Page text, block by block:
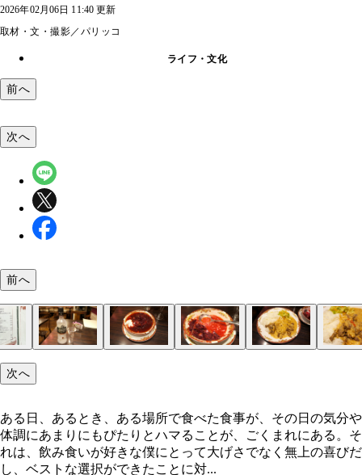
2026年02月06日 11:40 更新
取材・文・撮影／パリッコ
ライフ・文化
前へ
次へ
前へ
次へ
ある日、あるとき、ある場所で食べた食事が、その日の気分や
体調にあまりにもぴたりとハマることが、ごくまれにある。そ
れは、飲み食いが好きな僕にとって大げさでなく無上の喜びだ
し、ベストな選択ができたことに対...